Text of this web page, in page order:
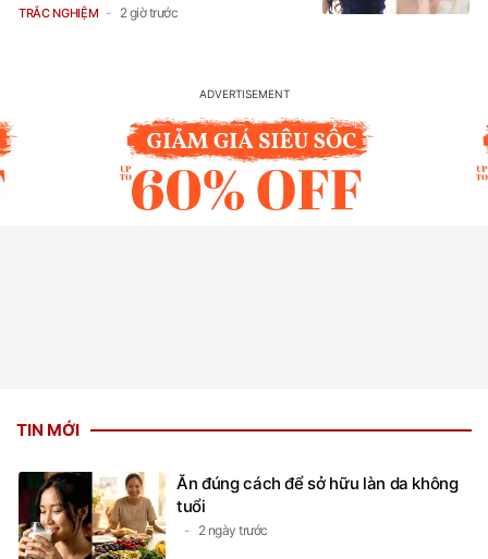
TRẮC NGHIỆM 2 giờ trước
TIN MỚI
Ăn đúng cách để sở hữu làn da không
tuổi
2 ngày trước